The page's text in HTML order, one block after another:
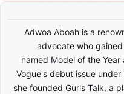
Adwoa Aboah is a
advocate who
named Model of the
Vogue's debut issue
she founded Gurls Talk, a